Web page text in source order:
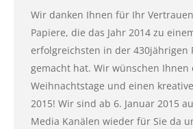
Wir danken Ihnen für Ihr
Papiere, die das Jahr 2014 zu
erfolgreichsten in der 430jährigen
gemacht hat. Wir wünschen Ihnen
Weihnachtstage und einen
2015! Wir sind ab 6. Januar 2015
Media Kanälen wieder für Sie da